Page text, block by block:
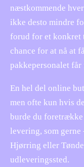
næstkommende
ikke desto mindre
forud for et konkret
chance for at nå at
pakkepersonalet får
En hel del online
men ofte kun hvis
burde du
levering, som
Hjørring eller
udleveringssted.